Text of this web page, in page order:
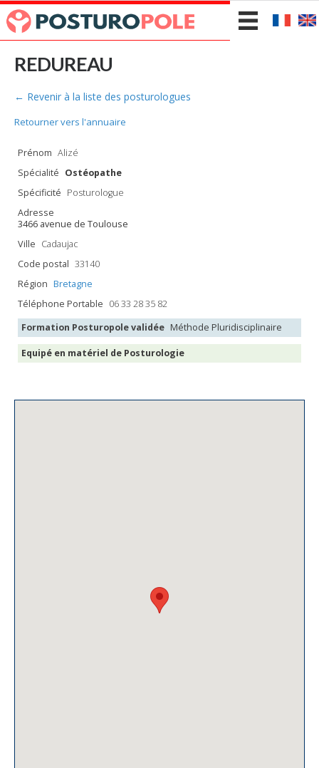
REDUREAU
← Revenir à la liste des posturologues
Retourner vers l'annuaire
Prénom Alizé
Spécialité Ostéopathe
Spécificité Posturologue
Adresse
3466 avenue de Toulouse
Ville Cadaujac
Code postal 33140
Région Bretagne
Téléphone Portable 06 33 28 35 82
Formation Posturopole validée Méthode Pluridisciplinaire
Equipé en matériel de Posturologie